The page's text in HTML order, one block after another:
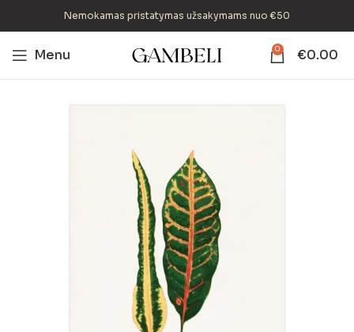
Nemokamas pristatymas užsakymams nuo €50
Menu 0 €0.00